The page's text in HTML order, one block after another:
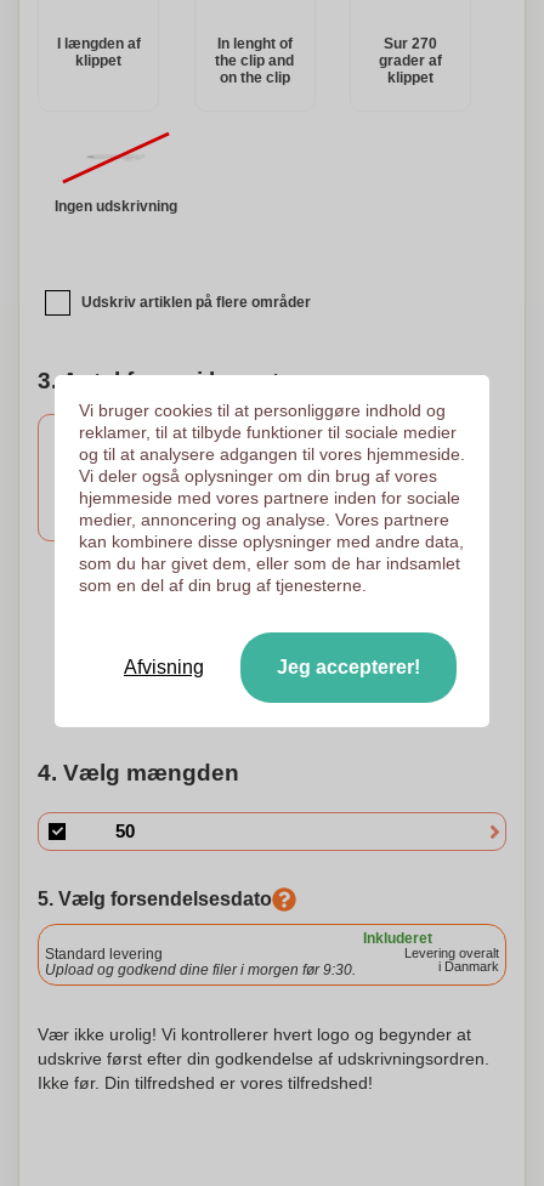
I længden af
klippet
In lenght of
the clip and
on the clip
Sur 270
grader af
klippet
Ingen udskrivning
Udskriv artiklen på flere områder
3. Antal farver i logoet
1 Farve
Tryk i serigrafi
25 x 30 mm
1 Farve
Tampotryk
50 x 8 mm
2 Farver
Tampotryk
50 x 8 mm
50 x 8 mm
Hjælp mig med at vælge
4. Vælg mængden
5. Vælg forsendelsesdato
Inkluderet
Standard levering
Upload og godkend dine filer i morgen før 9:30.
Levering overalt
i Danmark
Vær ikke urolig! Vi kontrollerer hvert logo og begynder at
udskrive først efter din godkendelse af udskrivningsordren.
Ikke før. Din tilfredshed er vores tilfredshed!
Vi bruger cookies til at personliggøre indhold og
reklamer, til at tilbyde funktioner til sociale medier
og til at analysere adgangen til vores hjemmeside.
Vi deler også oplysninger om din brug af vores
hjemmeside med vores partnere inden for sociale
medier, annoncering og analyse. Vores partnere
kan kombinere disse oplysninger med andre data,
som du har givet dem, eller som de har indsamlet
som en del af din brug af tjenesterne.
Afvisning Jeg accepterer!